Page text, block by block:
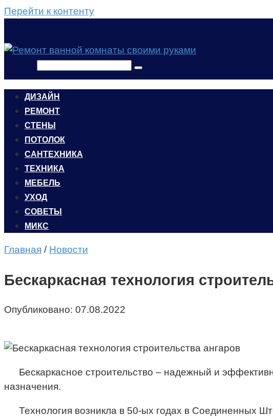
Перейти к контенту
ДИЗАЙН
РЕМОНТ
СТЕНЫ
ПОТОЛОК
САНТЕХНИКА
ТЕХНИКА
МЕБЕЛЬ
УХОД
CОВЕТЫ
МИКС
Главная / Новости
Бескаркасная технология
Опубликовано: 07.08.2022
Бескаркасное строительство – надежный и
назначения.
Технология возникла в 50-ых годах в Соединенных